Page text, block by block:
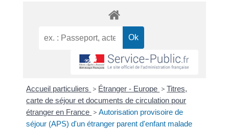
Accueil particuliers > Étranger - Europe > Titres,
carte de séjour et documents de circulation pour
étranger en France > Autorisation provisoire de
séjour (APS) d'un étranger parent d'enfant malade